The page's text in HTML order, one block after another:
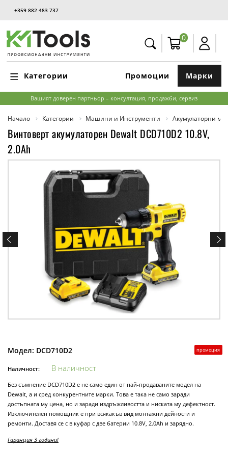
+359 882 483 737
0
Категории Марки
Промоции
Вашият доверен партньор – консултация, продажби, сервиз
Начало Категории Машини и Инструменти Акумулаторни
Винтоверт акумулаторен Dewalt DCD710D2 10.8V,
2.0Ah
промоция
Модел: DCD710D2
Наличност: В наличност
Без съмнение DCD710D2 е не само един от най-продаваните модел на
Dewalt, а и сред конкурентните марки. Това е така не само заради
достъпната му цена, но и заради издръжливостта и ниската му дефектност.
Изключителен помощник е при всякакъв вид монтажни дейности и
ремонти. Доставя се с в куфар с две батерии 10.8V, 2.0Ah и зарядно.
Гаранция 3 години!